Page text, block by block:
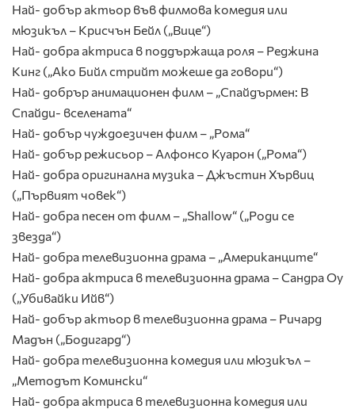
Най- добър актьор във филмова комедия или
мюзикъл – Крисчън Бейл („Вице“)
Най- добра актриса в поддържаща роля – Реджина
Кинг („Ако Бийл стрийт можеше да говори“)
Най- добрър анимационен филм – „Спайдърмен: В
Спайди- вселената“
Най- добър чуждоезичен филм – „Рома“
Най- добър режисьор – Алфонсо Куарон („Рома“)
Най- добра оригинална музика – Джъстин Хървиц
(„Първият човек“)
Най- добра песен от филм – „Shallow“ („Роди се
звезда“)
Най- добра телевизионна драма – „Американците“
Най- добра актриса в телевизионна драма – Сандра Оу
(„Убивайки Ийв“)
Най- добър актьор в телевизионна драма – Ричард
Мадън („Бодигард“)
Най- добра телевизионна комедия или мюзикъл –
„Методът Комински“
Най- добра актриса в телевизионна комедия или